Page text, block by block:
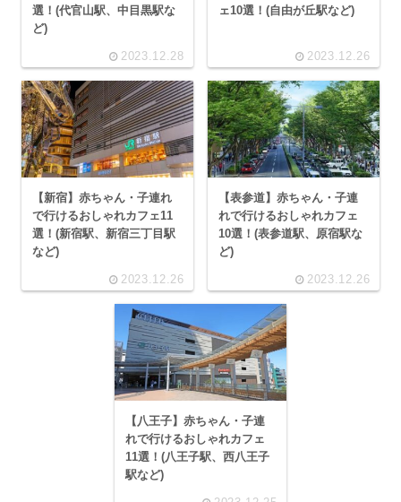
選！(代官山駅、中目黒駅な
ど)
2023.12.28
ェ10選！(自由が丘駅など)
2023.12.26
【新宿】赤ちゃん・子連れ
で行けるおしゃれカフェ11
選！(新宿駅、新宿三丁目駅
など)
2023.12.26
【表参道】赤ちゃん・子連
れで行けるおしゃれカフェ
10選！(表参道駅、原宿駅な
ど)
2023.12.26
【八王子】赤ちゃん・子連
れで行けるおしゃれカフェ
11選！(八王子駅、西八王子
駅など)